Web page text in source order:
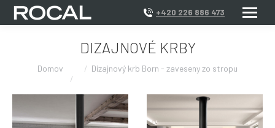
+420 226 886 473
DIZAJNOVÉ KRBY
Domov Dizajnový krb Born - zaveseny zo stropu